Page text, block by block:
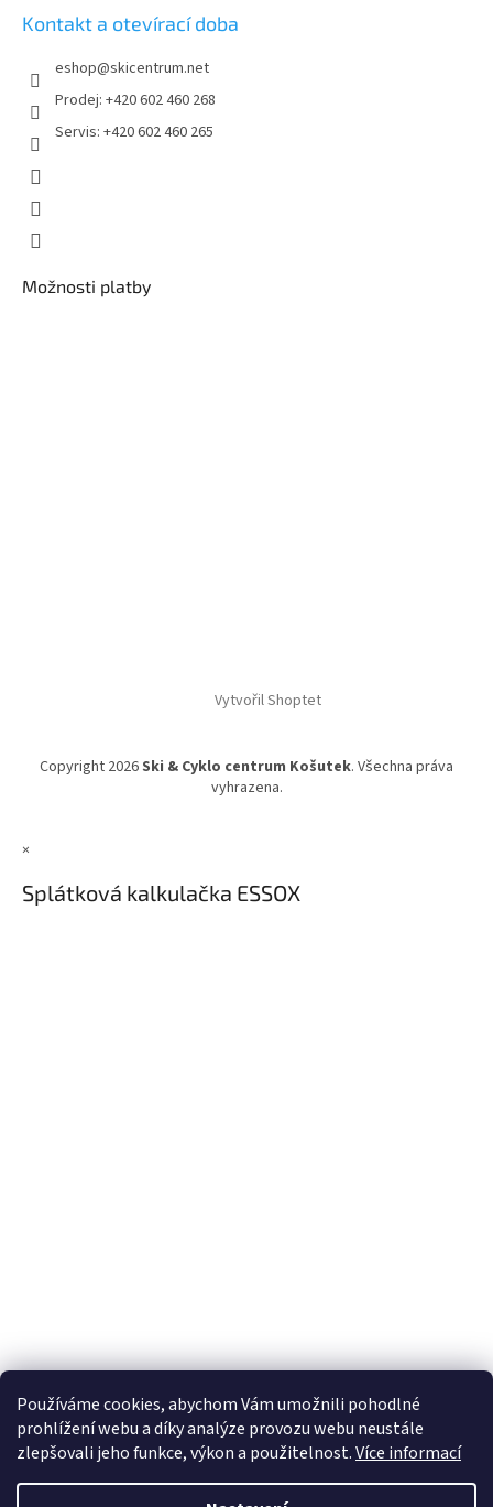
Používáme cookies, abychom Vám umožnili pohodlné
prohlížení webu a díky analýze provozu webu neustále
zlepšovali jeho funkce, výkon a použitelnost.Více informací
Kontakt a otevírací doba
eshop@skicentrum.net
Prodej: +420 602 460 268
Servis: +420 602 460 265
Možnosti platby
Vytvořil Shoptet
Copyright 2026Ski & Cyklo centrum Košutek. Všechna práva
vyhrazena.
×
Splátková kalkulačka ESSOX